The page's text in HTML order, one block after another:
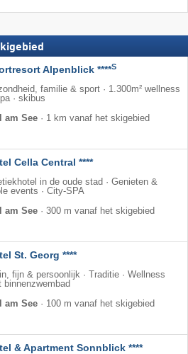
Alpenblick ****S
familie & sport · 1.300m² wellness
· skibus
am See · 1 km vanaf het skigebied
Cella Central ****
in de oude stad · Genieten &
events · City-SPA
am See · 300 m vanaf het skigebied
St. Georg ****
fijn & persoonlijk · Traditie · Wellness
binnenzwembad
am See · 100 m vanaf het skigebied
& Apartment Sonnblick ****